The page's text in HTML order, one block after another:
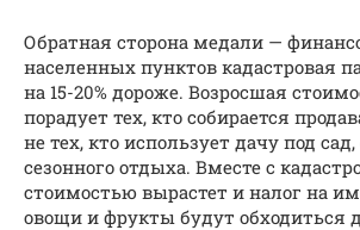
Обратная сторона медали —
населенных пунктов кадастровая
на 15-20% дороже. Возросшая
порадует тех, кто собирается
не тех, кто использует дачу под
сезонного отдыха. Вместе с
стоимостью вырастет и налог на
овощи и фрукты будут обходиться